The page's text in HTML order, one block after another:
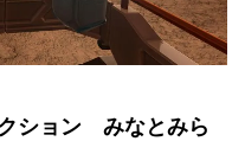
ション みなとみら